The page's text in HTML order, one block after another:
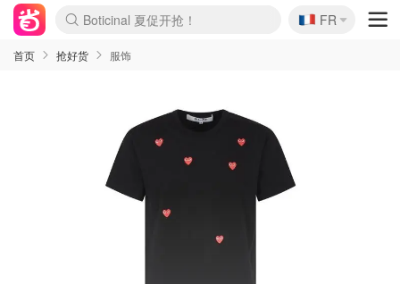
Boticinal 夏促开抢！
4折！lulu周四疯狂上新
还没结束！&OtherStories大促
Joybuy变相75折 随时失效
速领！Stanley独家85折
疑似霸哥！Camper额外叠85折
Zalando 奥莱闪促！每日更新
Moncler反季囤！5折起+叠9折
Coach Brooklyn仅€192
🇫🇷
FR
首页 抢好货 服饰